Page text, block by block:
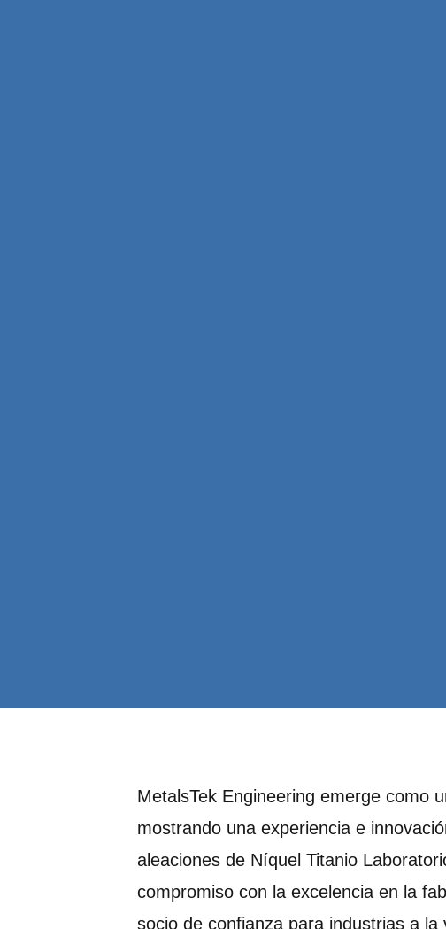
MetalsTek Engineering emerge como
mostrando una experiencia e
aleaciones de Níquel Titanio
compromiso con la excelencia en la
socio de confianza para industrias a